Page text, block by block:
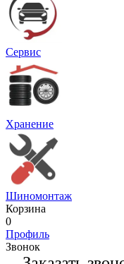
Сервис
Хранение
Шиномонтаж
Корзина
0
Профиль
Звонок